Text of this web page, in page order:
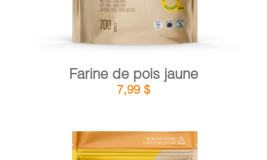
Farine de pois jaune
7,99 $